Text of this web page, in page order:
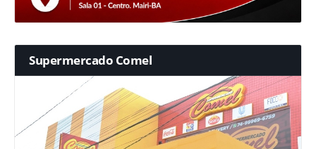
Supermercado Comel